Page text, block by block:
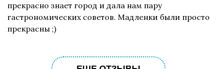
прекрасно знает город и дала нам пару
гастрономических советов. Мадленки были просто
прекрасны ;)